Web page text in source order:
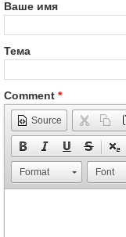
Ваше имя
Тема
Comment *
Source
Format Font